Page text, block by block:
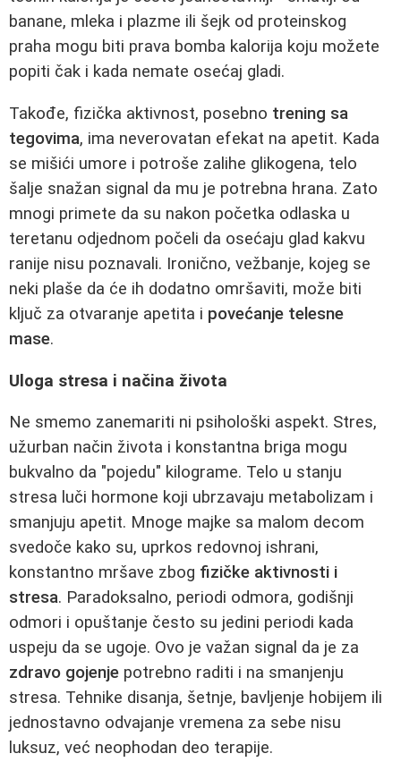
banane, mleka i plazme ili šejk od proteinskog
praha mogu biti prava bomba kalorija koju možete
popiti čak i kada nemate osećaj gladi.
Takođe, fizička aktivnost, posebno trening sa
tegovima, ima neverovatan efekat na apetit. Kada
se mišići umore i potroše zalihe glikogena, telo
šalje snažan signal da mu je potrebna hrana. Zato
mnogi primete da su nakon početka odlaska u
teretanu odjednom počeli da osećaju glad kakvu
ranije nisu poznavali. Ironično, vežbanje, kojeg se
neki plaše da će ih dodatno omršaviti, može biti
ključ za otvaranje apetita i povećanje telesne
mase.
Uloga stresa i načina života
Ne smemo zanemariti ni psihološki aspekt. Stres,
užurban način života i konstantna briga mogu
bukvalno da "pojedu" kilograme. Telo u stanju
stresa luči hormone koji ubrzavaju metabolizam i
smanjuju apetit. Mnoge majke sa malom decom
svedoče kako su, uprkos redovnoj ishrani,
konstantno mršave zbog fizičke aktivnosti i
stresa. Paradoksalno, periodi odmora, godišnji
odmori i opuštanje često su jedini periodi kada
uspeju da se ugoje. Ovo je važan signal da je za
zdravo gojenje potrebno raditi i na smanjenju
stresa. Tehnike disanja, šetnje, bavljenje hobijem ili
jednostavno odvajanje vremena za sebe nisu
luksuz, već neophodan deo terapije.